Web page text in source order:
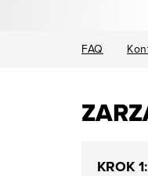
FAQ
KROK 1: